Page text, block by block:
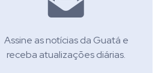
Assine as notícias da Guatá e
receba atualizações diárias.